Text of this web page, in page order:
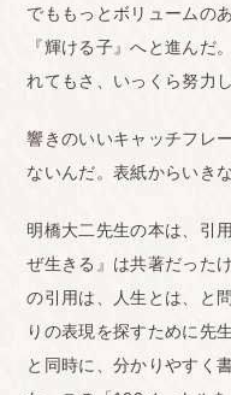
でももっとボリュームの
『輝ける子』へと進んだ
れてもさ、いっくら努力
響きのいいキャッチフレ
ないんだ。表紙からいき
明橋大二先生の本は、引
ぜ生きる』は共著だった
の引用は、人生とは、と
りの表現を探すために先
と同時に、分かりやすく